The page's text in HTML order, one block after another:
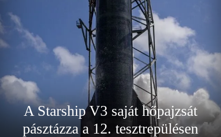
A Starship V3 saját hőpajzsát
pásztázza a 12. tesztrepülésen